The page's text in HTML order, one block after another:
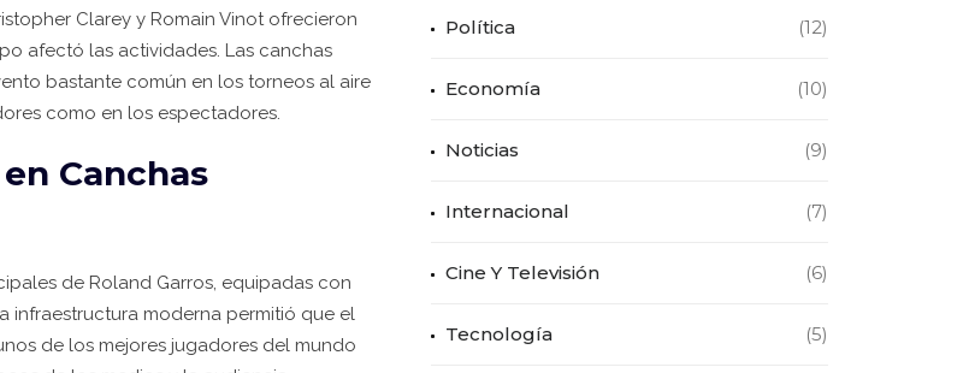
Clarey y Romain Vinot ofrecieron
afectó las actividades. Las canchas
bastante común en los torneos al aire
como en los espectadores.
Canchas
de Roland Garros, equipadas con
infraestructura moderna permitió que el
de los mejores jugadores del mundo
Política (12)
Economía (10)
Noticias (9)
Internacional (7)
Cine Y Televisión (6)
Tecnología (5)